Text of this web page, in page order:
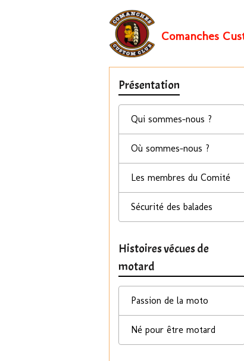
Comanches
Présentation
Qui sommes-nous ?
Où sommes-nous ?
Les membres du Comité
Sécurité des balades
Histoires vécues de
motard
Passion de la moto
Né pour être motard